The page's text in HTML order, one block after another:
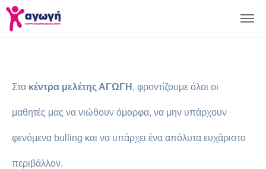
Στα κέντρα μελέτης ΑΓΩΓΗ , φροντίζουμε όλοι οι
μαθητές μας να νιώθουν όμορφα, να μην υπάρχουν
φενόμενα bulling και να υπάρχει ένα απόλυτα ευχάριστο
περιβάλλον.